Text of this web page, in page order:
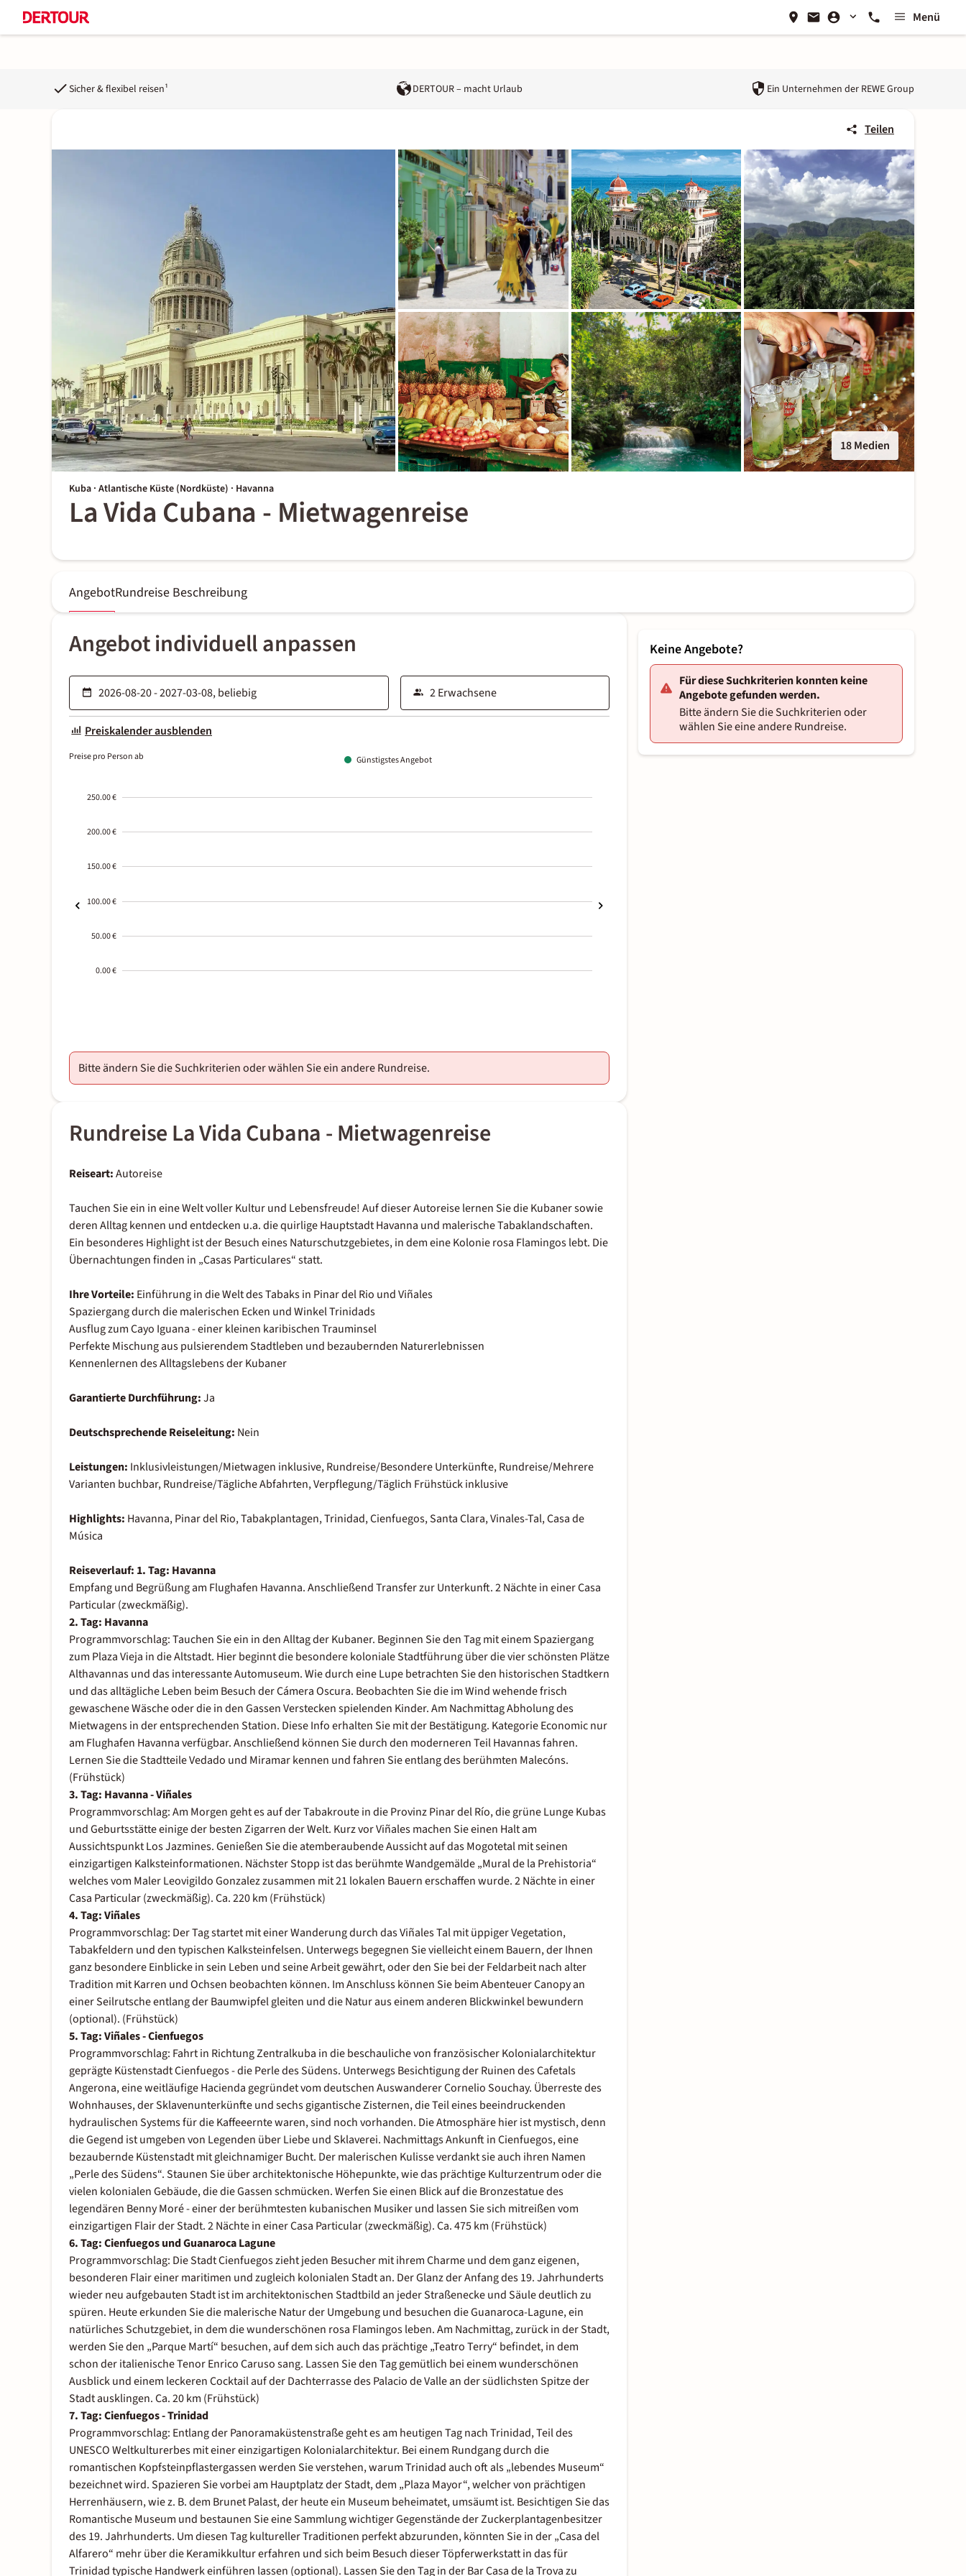
Menü
Sicher & flexibel reisen¹ DERTOUR – macht Urlaub Ein Unternehmen der REWE Group
Teilen
18 Medien
Kuba · Atlantische Küste (Nordküste) · Havanna
La Vida Cubana - Mietwagenreise
AngebotRundreise Beschreibung
Angebot individuell anpassen
Preiskalender ausblenden
Preise pro Person ab Günstigstes Angebot
250.00 €
200.00 €
150.00 €
100.00 €
50.00 €
0.00 €
Bitte ändern Sie die Suchkriterien oder wählen Sie ein andere Rundreise.
Rundreise La Vida Cubana - Mietwagenreise
Reiseart:Autoreise
Tauchen Sie ein in eine Welt voller Kultur und Lebensfreude! Auf dieser Autoreise lernen Sie die Kubaner sowie
deren Alltag kennen und entdecken u.a. die quirlige Hauptstadt Havanna und malerische Tabaklandschaften.
Ein besonderes Highlight ist der Besuch eines Naturschutzgebietes, in dem eine Kolonie rosa Flamingos lebt. Die
Übernachtungen finden in „Casas Particulares“ statt.
Ihre Vorteile: Einführung in die Welt des Tabaks in Pinar del Rio und Viñales
Spaziergang durch die malerischen Ecken und Winkel Trinidads
Ausflug zum Cayo Iguana - einer kleinen karibischen Trauminsel
Perfekte Mischung aus pulsierendem Stadtleben und bezaubernden Naturerlebnissen
Kennenlernen des Alltagslebens der Kubaner
Garantierte Durchführung:Ja
Deutschsprechende Reiseleitung: Nein
Leistungen: Inklusivleistungen/Mietwagen inklusive, Rundreise/Besondere Unterkünfte, Rundreise/Mehrere
Varianten buchbar, Rundreise/Tägliche Abfahrten, Verpflegung/Täglich Frühstück inklusive
Highlights: Havanna, Pinar del Rio, Tabakplantagen, Trinidad, Cienfuegos, Santa Clara, Vinales-Tal, Casa de
Música
Reiseverlauf: 1. Tag: Havanna
Empfang und Begrüßung am Flughafen Havanna. Anschließend Transfer zur Unterkunft. 2 Nächte in einer Casa
Particular (zweckmäßig).
2. Tag: Havanna
Programmvorschlag: Tauchen Sie ein in den Alltag der Kubaner. Beginnen Sie den Tag mit einem Spaziergang
zum Plaza Vieja in die Altstadt. Hier beginnt die besondere koloniale Stadtführung über die vier schönsten Plätze
Althavannas und das interessante Automuseum. Wie durch eine Lupe betrachten Sie den historischen Stadtkern
und das alltägliche Leben beim Besuch der Cámera Oscura. Beobachten Sie die im Wind wehende frisch
gewaschene Wäsche oder die in den Gassen Verstecken spielenden Kinder. Am Nachmittag Abholung des
Mietwagens in der entsprechenden Station. Diese Info erhalten Sie mit der Bestätigung. Kategorie Economic nur
am Flughafen Havanna verfügbar. Anschließend können Sie durch den moderneren Teil Havannas fahren.
Lernen Sie die Stadtteile Vedado und Miramar kennen und fahren Sie entlang des berühmten Malecóns.
(Frühstück)
3. Tag: Havanna - Viñales
Programmvorschlag: Am Morgen geht es auf der Tabakroute in die Provinz Pinar del Río, die grüne Lunge Kubas
und Geburtsstätte einige der besten Zigarren der Welt. Kurz vor Viñales machen Sie einen Halt am
Aussichtspunkt Los Jazmines. Genießen Sie die atemberaubende Aussicht auf das Mogotetal mit seinen
einzigartigen Kalksteinformationen. Nächster Stopp ist das berühmte Wandgemälde „Mural de la Prehistoria“
welches vom Maler Leovigildo Gonzalez zusammen mit 21 lokalen Bauern erschaffen wurde. 2 Nächte in einer
Casa Particular (zweckmäßig). Ca. 220 km (Frühstück)
4. Tag: Viñales
Programmvorschlag: Der Tag startet mit einer Wanderung durch das Viñales Tal mit üppiger Vegetation,
Tabakfeldern und den typischen Kalksteinfelsen. Unterwegs begegnen Sie vielleicht einem Bauern, der Ihnen
ganz besondere Einblicke in sein Leben und seine Arbeit gewährt, oder den Sie bei der Feldarbeit nach alter
Tradition mit Karren und Ochsen beobachten können. Im Anschluss können Sie beim Abenteuer Canopy an
einer Seilrutsche entlang der Baumwipfel gleiten und die Natur aus einem anderen Blickwinkel bewundern
(optional). (Frühstück)
5. Tag: Viñales - Cienfuegos
Programmvorschlag: Fahrt in Richtung Zentralkuba in die beschauliche von französischer Kolonialarchitektur
geprägte Küstenstadt Cienfuegos - die Perle des Südens. Unterwegs Besichtigung der Ruinen des Cafetals
Angerona, eine weitläufige Hacienda gegründet vom deutschen Auswanderer Cornelio Souchay. Überreste des
Wohnhauses, der Sklavenunterkünfte und sechs gigantische Zisternen, die Teil eines beeindruckenden
hydraulischen Systems für die Kaffeeernte waren, sind noch vorhanden. Die Atmosphäre hier ist mystisch, denn
die Gegend ist umgeben von Legenden über Liebe und Sklaverei. Nachmittags Ankunft in Cienfuegos, eine
bezaubernde Küstenstadt mit gleichnamiger Bucht. Der malerischen Kulisse verdankt sie auch ihren Namen
„Perle des Südens“. Staunen Sie über architektonische Höhepunkte, wie das prächtige Kulturzentrum oder die
vielen kolonialen Gebäude, die die Gassen schmücken. Werfen Sie einen Blick auf die Bronzestatue des
legendären Benny Moré - einer der berühmtesten kubanischen Musiker und lassen Sie sich mitreißen vom
einzigartigen Flair der Stadt. 2 Nächte in einer Casa Particular (zweckmäßig). Ca. 475 km (Frühstück)
6. Tag: Cienfuegos und Guanaroca Lagune
Programmvorschlag: Die Stadt Cienfuegos zieht jeden Besucher mit ihrem Charme und dem ganz eigenen,
besonderen Flair einer maritimen und zugleich kolonialen Stadt an. Der Glanz der Anfang des 19. Jahrhunderts
wieder neu aufgebauten Stadt ist im architektonischen Stadtbild an jeder Straßenecke und Säule deutlich zu
spüren. Heute erkunden Sie die malerische Natur der Umgebung und besuchen die Guanaroca-Lagune, ein
natürliches Schutzgebiet, in dem die wunderschönen rosa Flamingos leben. Am Nachmittag, zurück in der Stadt,
werden Sie den „Parque Martí“ besuchen, auf dem sich auch das prächtige „Teatro Terry“ befindet, in dem
schon der italienische Tenor Enrico Caruso sang. Lassen Sie den Tag gemütlich bei einem wunderschönen
Ausblick und einem leckeren Cocktail auf der Dachterrasse des Palacio de Valle an der südlichsten Spitze der
Stadt ausklingen. Ca. 20 km (Frühstück)
7. Tag: Cienfuegos - Trinidad
Programmvorschlag: Entlang der Panoramaküstenstraße geht es am heutigen Tag nach Trinidad, Teil des
UNESCO Weltkulturerbes mit einer einzigartigen Kolonialarchitektur. Bei einem Rundgang durch die
romantischen Kopfsteinpflastergassen werden Sie verstehen, warum Trinidad auch oft als „lebendes Museum“
bezeichnet wird. Spazieren Sie vorbei am Hauptplatz der Stadt, dem „Plaza Mayor“, welcher von prächtigen
Herrenhäusern, wie z. B. dem Brunet Palast, der heute ein Museum beheimatet, umsäumt ist. Besichtigen Sie das
Romantische Museum und bestaunen Sie eine Sammlung wichtiger Gegenstände der Zuckerplantagenbesitzer
des 19. Jahrhunderts. Um diesen Tag kultureller Traditionen perfekt abzurunden, könnten Sie in der „Casa del
Alfarero“ mehr über die Keramikkultur erfahren und sich beim Besuch dieser Töpferwerkstatt in das für
Trinidad typische Handwerk einführen lassen (optional). Lassen Sie den Tag in der Bar Casa de la Trova zu
Keine Angebote?
Für diese Suchkriterien konnten keine
Angebote gefunden werden.
Bitte ändern Sie die Suchkriterien oder
wählen Sie eine andere Rundreise.